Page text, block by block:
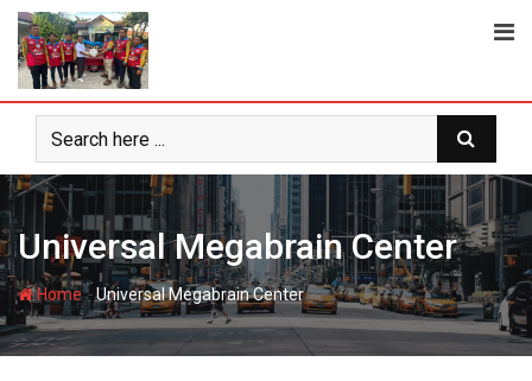
Skip
content
Universal Megabrain Center
Home-Universal Megabrain Center